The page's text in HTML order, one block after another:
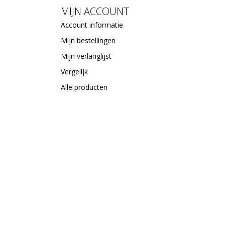
MIJN ACCOUNT
Account informatie
Mijn bestellingen
Mijn verlanglijst
Vergelijk
Alle producten